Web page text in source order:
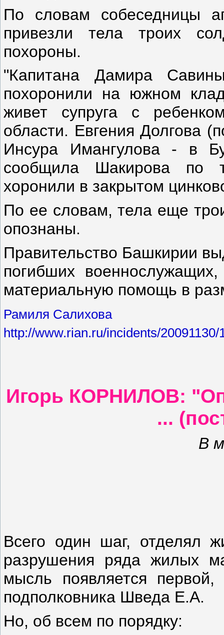
По словам собеседницы
привезли тела троих
похороны.
"Капитана Дамира
похоронили на южном
живет супруга с
области. Евгения Долгова
Инсура Имангулова - в
сообщила Шакирова по
хоронили в закрытом
По ее словам, тела еще
опознаны.
Правительство Башкирии
погибших
материальную помощь в
Рамиля Салихова
http://www.rian.ru/incidents/
Игорь КОРНИЛОВ:
...
В
Всего один шаг, отделял
разрушения ряда жилых
мысль появляется
подполковника Шведа Е.А.
Но, об всем по порядку: